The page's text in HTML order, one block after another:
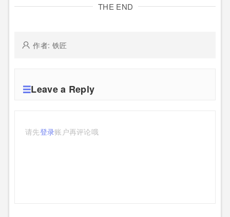
THE END
作者: 铁匠
Leave a Reply
请先登录账户再评论哦